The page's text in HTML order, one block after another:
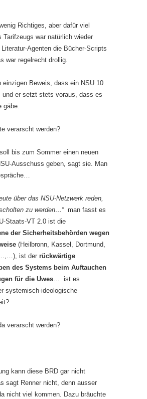
Richtiges, aber dafür viel
Tarifzeugs war natürlich wieder
Agenten die Bücher-Scripts
war regelrecht drollig.
einzigen Beweis, dass ein NSU 10
und er setzt stets voraus, dass es
gäbe.
verarscht werden?
bis zum Sommer einen neuen
Ausschuss geben, sagt sie. Man
über das NSU-Netzwerk reden,
zu werden…“man fasst es
Staats-VT 2.0 ist die
der Sicherheitsbehörden wegen
(Heilbronn, Kassel, Dortmund,
ist der rückwärtige
des Systems beim Auftauchen
für die Uwes… ist es
systemisch-ideologische
verarscht werden?
kann diese BRD gar nicht
sagt Renner nicht, denn ausser
nicht viel kommen. Dazu bräuchte